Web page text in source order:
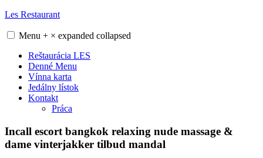
Skip
content
Les Restaurant
Menu + × expanded collapsed
Reštaurácia LES
Denné Menu
Vínna karta
Jedálny lístok
Kontakt
Práca
Incall escort bangkok relaxing nude massage &
dame vinterjakker tilbud mandal